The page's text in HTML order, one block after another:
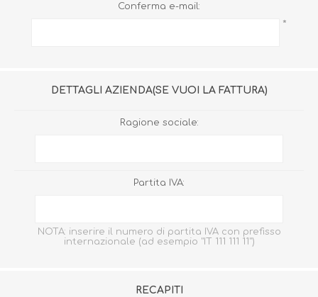
Conferma e-mail:
*
DETTAGLI AZIENDA(SE VUOI LA FATTURA)
Ragione sociale:
Partita IVA:
NOTA: inserire il numero di partita IVA con prefisso
internazionale (ad esempio "IT 111 111 11")
RECAPITI